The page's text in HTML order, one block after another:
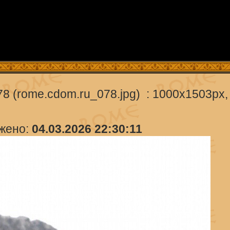
(rome.cdom.ru_078.jpg) : 1000x1503px,
04.03.2026 22:30:11